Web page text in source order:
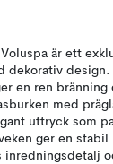
är ett
dekorativ design.
en ren bränning
med
uttryck som
ger en stabil